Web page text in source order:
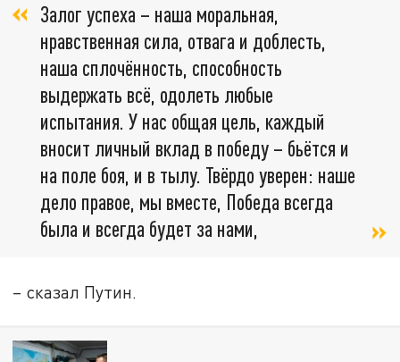
Залог успеха – наша моральная,
нравственная сила, отвага и доблесть,
наша сплочённость, способность
выдержать всё, одолеть любые
испытания. У нас общая цель, каждый
вносит личный вклад в победу – бьётся и
на поле боя, и в тылу. Твёрдо уверен: наше
дело правое, мы вместе, Победа всегда
была и всегда будет за нами,
– сказал Путин.